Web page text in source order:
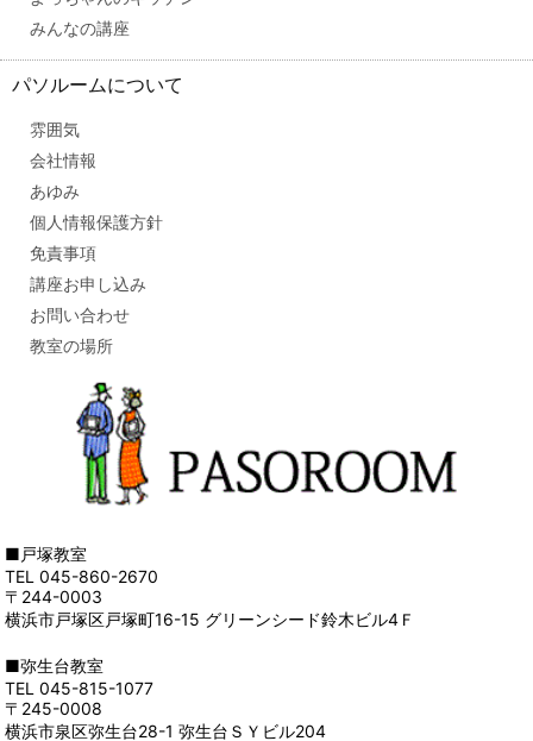
みんなの講座
パソルームについて
雰囲気
会社情報
あゆみ
個人情報保護方針
免責事項
講座お申し込み
お問い合わせ
教室の場所
■戸塚教室
TEL 045-860-2670
〒244-0003
横浜市戸塚区戸塚町16-15 グリーンシード鈴木ビル4Ｆ
■弥生台教室
TEL 045-815-1077
〒245-0008
横浜市泉区弥生台28-1 弥生台ＳＹビル204